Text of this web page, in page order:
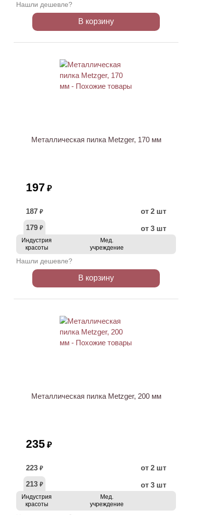
Нашли дешевле?
В корзину
Металлическая пилка Metzger, 170 мм
197 ₽
187 ₽
от 2 шт
179 ₽ от 3 шт
Индустрия
красоты
Мед.
учреждение
Нашли дешевле?
В корзину
Металлическая пилка Metzger, 200 мм
235 ₽
223 ₽
от 2 шт
213 ₽ от 3 шт
Индустрия
красоты
Мед.
учреждение